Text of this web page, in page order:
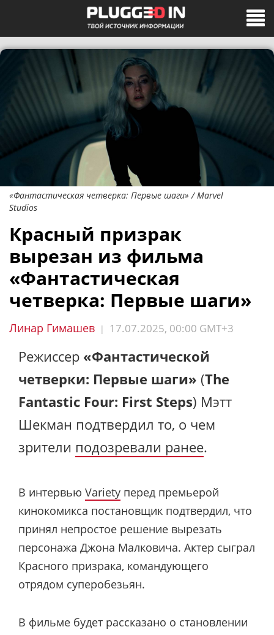
«Фантастическая четверка: Первые шаги» / Marvel
Studios
Красный призрак
вырезан из фильма
«Фантастическая
четверка: Первые шаги»
Линар Гимашев | 17.07.2025, 00:00 GMT+3
Режиссер «Фантастической
четверки: Первые шаги» (The
Fantastic Four: First Steps) Мэтт
Шекман подтвердил то, о чем
зрители подозревали ранее.
В интервью Variety перед премьерой
кинокомикса постановщик подтвердил, что
принял непростое решение вырезать
персонажа Джона Малковича. Актер сыграл
Красного призрака, командующего
отрядом суперобезьян.
В фильме будет рассказано о становлении